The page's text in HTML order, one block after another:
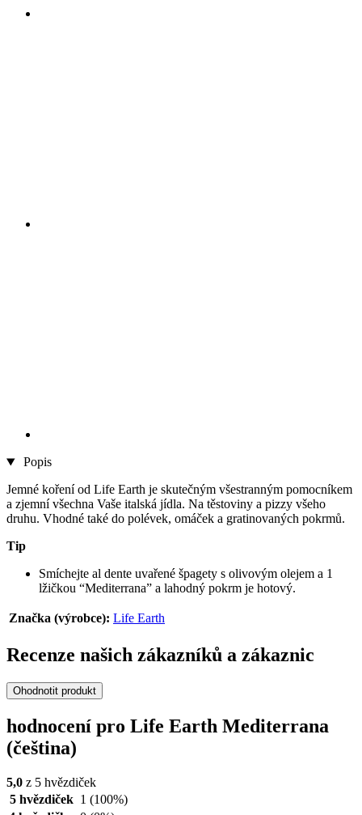
Popis
Jemné koření od Life Earth je skutečným všestranným pomocníkem
a zjemní všechna Vaše italská jídla. Na těstoviny a pizzy všeho
druhu. Vhodné také do polévek, omáček a gratinovaných pokrmů.
Tip
Smíchejte al dente uvařené špagety s olivovým olejem a 1
lžičkou “Mediterrana” a lahodný pokrm je hotový.
Značka (výrobce): Life Earth
Recenze našich zákazníků a zákaznic
Ohodnotit produkt
hodnocení pro Life Earth Mediterrana
(čeština)
5,0 z 5 hvězdiček
5 hvězdiček 1 (100%)